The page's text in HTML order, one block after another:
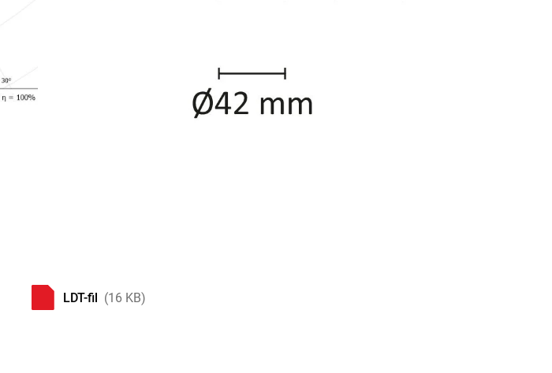
LDT-fil (16 KB)